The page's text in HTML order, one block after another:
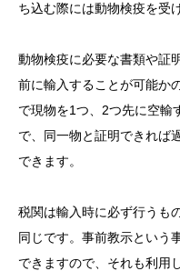
ち込む際には動物検疫を受
動物検疫に必要な書類や証
前に輸入することが可能か
で現物を1つ、2つ先に空輸
で、同一物と証明できれば
できます。
税関は輸入時に必ず行うも
同じです。事前教示という
できますので、それも利用